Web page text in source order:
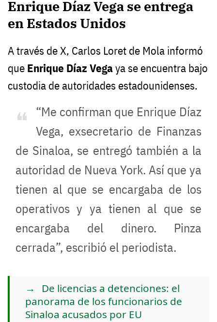
Enrique Díaz Vega se entrega
en Estados Unidos
A través de X, Carlos Loret de Mola informó
que Enrique Díaz Vegaya se encuentra bajo
custodia de autoridades estadounidenses.
“Me confirman que Enrique Díaz
Vega, exsecretario de Finanzas
de Sinaloa, se entregó también a la
autoridad de Nueva York. Así que ya
tienen al que se encargaba de los
operativos y ya tienen al que se
encargaba del dinero. Pinza
cerrada”, escribió el periodista.
De licencias a detenciones: el
panorama de los funcionarios de
Sinaloa acusados por EU